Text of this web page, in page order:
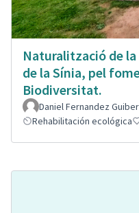
Naturalització de la
de la Sínia, pel
Biodiversitat.
Daniel Fernandez
Rehabilitación ecológica